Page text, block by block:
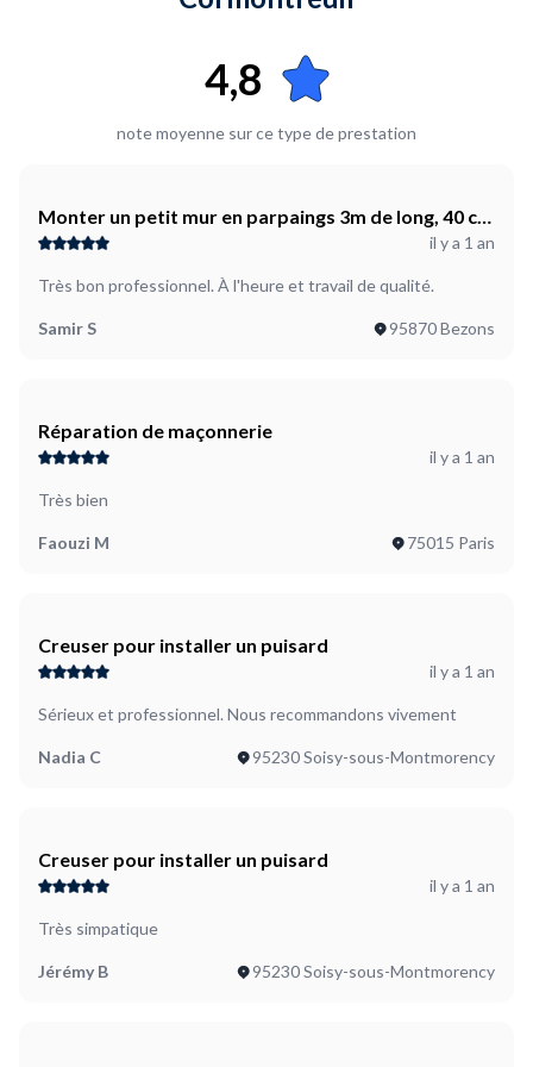
4,8
note moyenne sur ce type de prestation
Monter un petit mur en parpaings 3m de long, 40 cm
de hauteur
il y a 1 an
Très bon professionnel. À l'heure et travail de qualité.
Samir S 95870 Bezons
Réparation de maçonnerie
il y a 1 an
Très bien
Faouzi M 75015 Paris
Creuser pour installer un puisard
il y a 1 an
Sérieux et professionnel. Nous recommandons vivement
Nadia C 95230 Soisy-sous-Montmorency
Creuser pour installer un puisard
il y a 1 an
Très simpatique
Jérémy B 95230 Soisy-sous-Montmorency